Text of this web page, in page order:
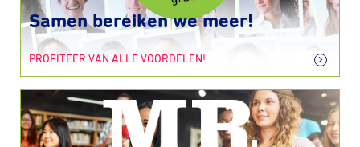
Samen bereiken we meer!
PROFITEER VAN ALLE VOORDELEN!